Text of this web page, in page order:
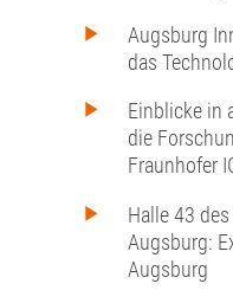
Augsburg
das
Einblicke in
die
Fraunhofer
Halle 43
Augsburg:
Augsburg